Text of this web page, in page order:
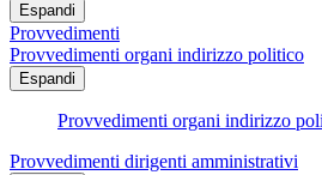
Espandi
Provvedimenti
Provvedimenti organi indirizzo politico
Espandi
Provvedimenti organi indirizzo
Provvedimenti dirigenti amministrativi